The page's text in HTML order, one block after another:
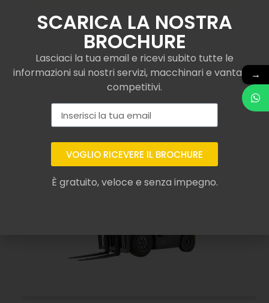
Potrebbe interessarti
anche...
→
SCARICA LA NOSTRA
BROCHURE
Lasciaci la tua email e ricevi subito tutte le
informazioni sui nostri servizi, macchinari e vantaggi
competitivi.
VOGLIO RICEVERE IL BROCHURE
È gratuito, veloce e senza impegno.